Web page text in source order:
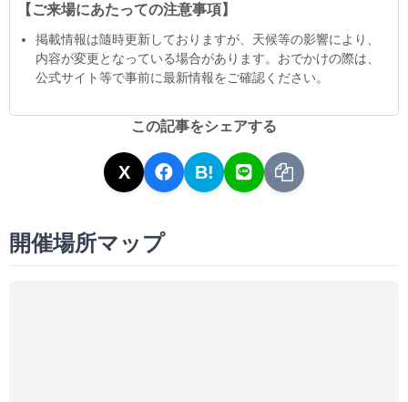
【ご来場にあたっての注意事項】
掲載情報は隨時更新しておりますが、天候等の影響により、
内容が変更となっている場合があります。おでかけの際は、
公式サイト等で事前に最新情報をご確認ください。
この記事をシェアする
X B!
開催場所マップ